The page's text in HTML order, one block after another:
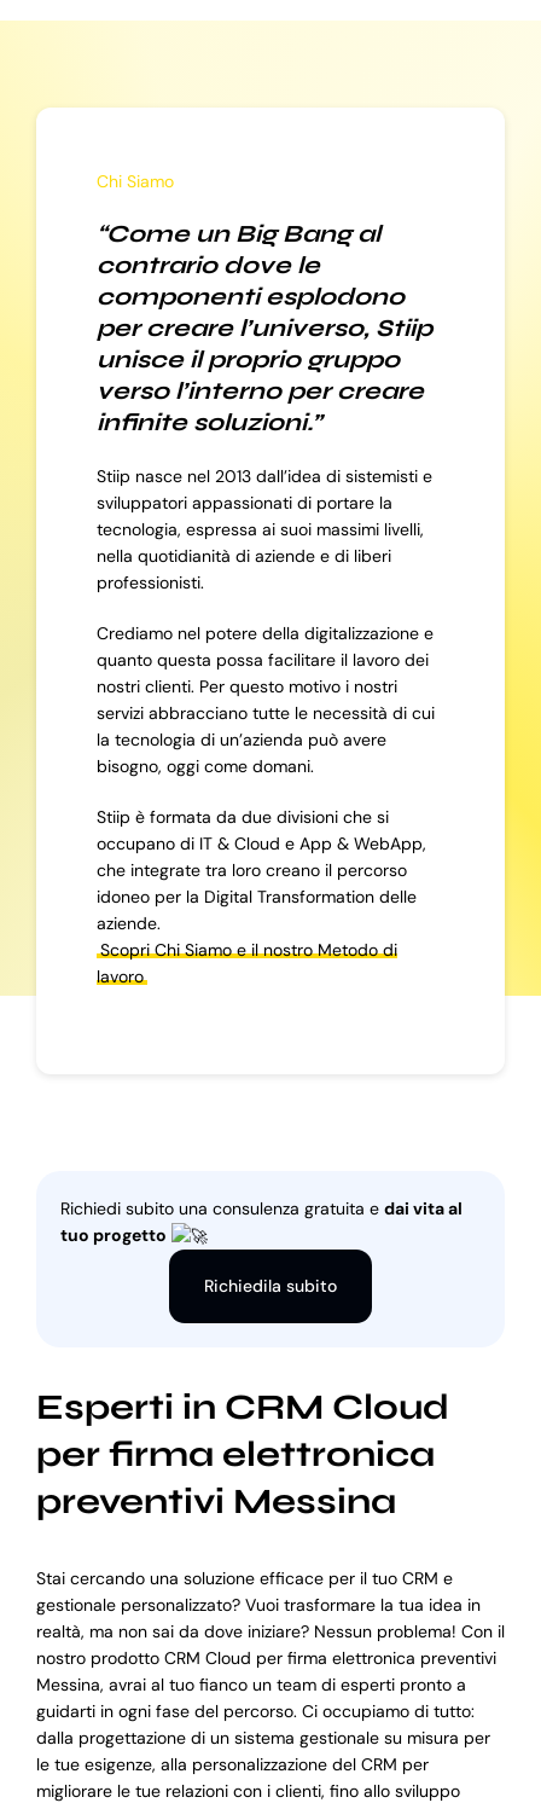
Chi Siamo
“Come un Big Bang al
contrario dove le
componenti esplodono
per creare l’universo, Stiip
unisce il proprio gruppo
verso l’interno per creare
infinite soluzioni.”
Stiip nasce nel 2013 dall’idea di sistemisti e
sviluppatori appassionati di portare la
tecnologia, espressa ai suoi massimi livelli,
nella quotidianità di aziende e di liberi
professionisti.
Crediamo nel potere della digitalizzazione e
quanto questa possa facilitare il lavoro dei
nostri clienti. Per questo motivo i nostri
servizi abbracciano tutte le necessità di cui
la tecnologia di un’azienda può avere
bisogno, oggi come domani.
Stiip è formata da due divisioni che si
occupano di IT & Cloud e App & WebApp,
che integrate tra loro creano il percorso
idoneo per la Digital Transformation delle
aziende.
Scopri Chi Siamo e il nostro Metodo di
lavoro
Richiedi subito una consulenza gratuita e dai vita al
tuo progetto
Richiedila subito
Esperti in CRM Cloud
per firma elettronica
preventivi Messina
Stai cercando una soluzione efficace per il tuo CRM e
gestionale personalizzato? Vuoi trasformare la tua idea in
realtà, ma non sai da dove iniziare? Nessun problema! Con il
nostro prodotto CRM Cloud per firma elettronica preventivi
Messina, avrai al tuo fianco un team di esperti pronto a
guidarti in ogni fase del percorso. Ci occupiamo di tutto:
dalla progettazione di un sistema gestionale su misura per
le tue esigenze, alla personalizzazione del CRM per
migliorare le tue relazioni con i clienti, fino allo sviluppo